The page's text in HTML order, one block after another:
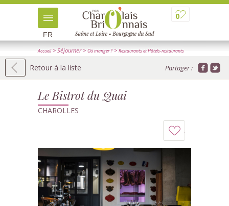
0
FR
Accueil> Séjourner> Où manger ? > Restaurants et Hôtels-restaurants
Retour à la liste Partager :
Le Bistrot du Quai
CHAROLLES
à
carnet